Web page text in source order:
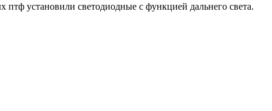
установили светодиодные с функцией дальнего света.